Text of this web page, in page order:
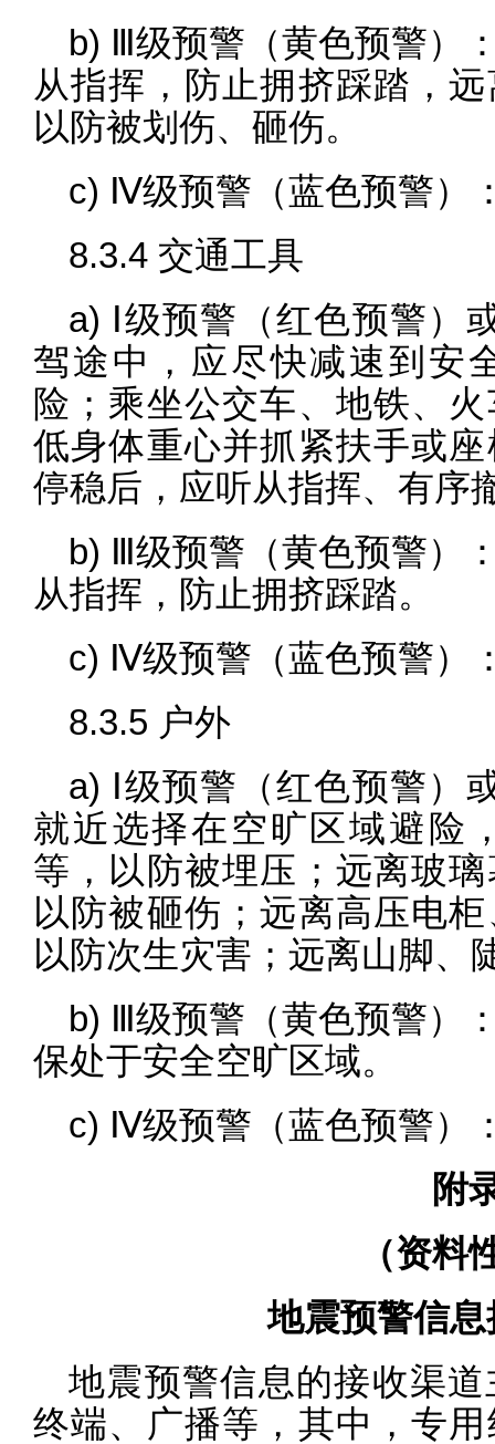
b) Ⅲ级预警（黄色预警）
从指挥，防止拥挤踩踏，
以防被划伤、砸伤。
c) Ⅳ级预警（蓝色预警）
8.3.4 交通工具
a) Ⅰ级预警（红色预警）
驾途中，应尽快减速到安
险；乘坐公交车、地铁、
低身体重心并抓紧扶手或
停稳后，应听从指挥、有序
b) Ⅲ级预警（黄色预警）
从指挥，防止拥挤踩踏。
c) Ⅳ级预警（蓝色预警）
8.3.5 户外
a) Ⅰ级预警（红色预警）
就近选择在空旷区域避险
等，以防被埋压；远离玻
以防被砸伤；远离高压电
以防次生灾害；远离山脚、
b) Ⅲ级预警（黄色预警）
保处于安全空旷区域。
c) Ⅳ级预警（蓝色预警）
附
（资料
地震预警信
地震预警信息的接收渠
终端、广播等，其中，专